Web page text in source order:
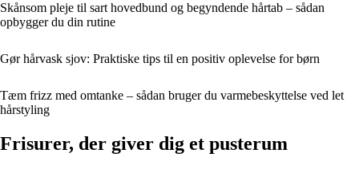
Skånsom pleje til sart hovedbund og begyndende hårtab – sådan
opbygger du din rutine
Gør hårvask sjov: Praktiske tips til en positiv oplevelse for børn
Tæm frizz med omtanke – sådan bruger du varmebeskyttelse ved let
hårstyling
Frisurer, der giver dig et pusterum